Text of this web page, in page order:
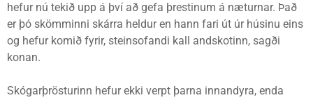
hefur nú tekið upp á því að gefa þrestinum á næturnar. Það
er þó skömminni skárra heldur en hann fari út úr húsinu eins
og hefur komið fyrir, steinsofandi kall andskotinn, sagði
konan.
Skógarþrösturinn hefur ekki verpt þarna innandyra, enda